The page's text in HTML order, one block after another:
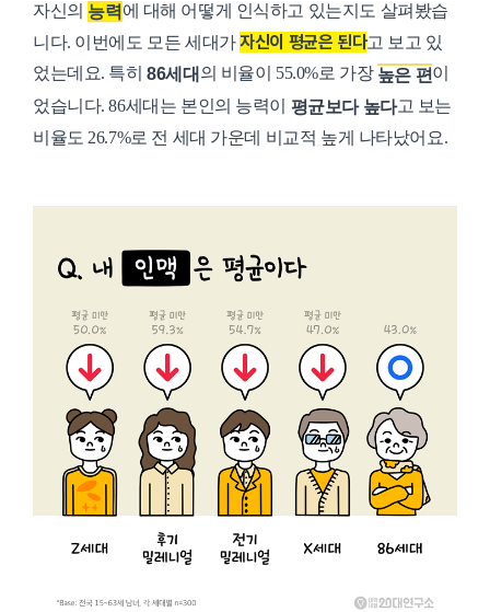
자신의 능력 에 대해 어떻게 인식하고 있는지도 살펴봤습
니다. 이번에도 모든 세대가자신이 평균은 된다고 보고 있
었는데요. 특히 86세대 의 비율이 55.0%로 가장 높은 편이
었습니다.86세대는 본인의 능력이 평균보다 높다고 보는
비율도 26.7%로 전 세대 가운데 비교적 높게 나타났어요.